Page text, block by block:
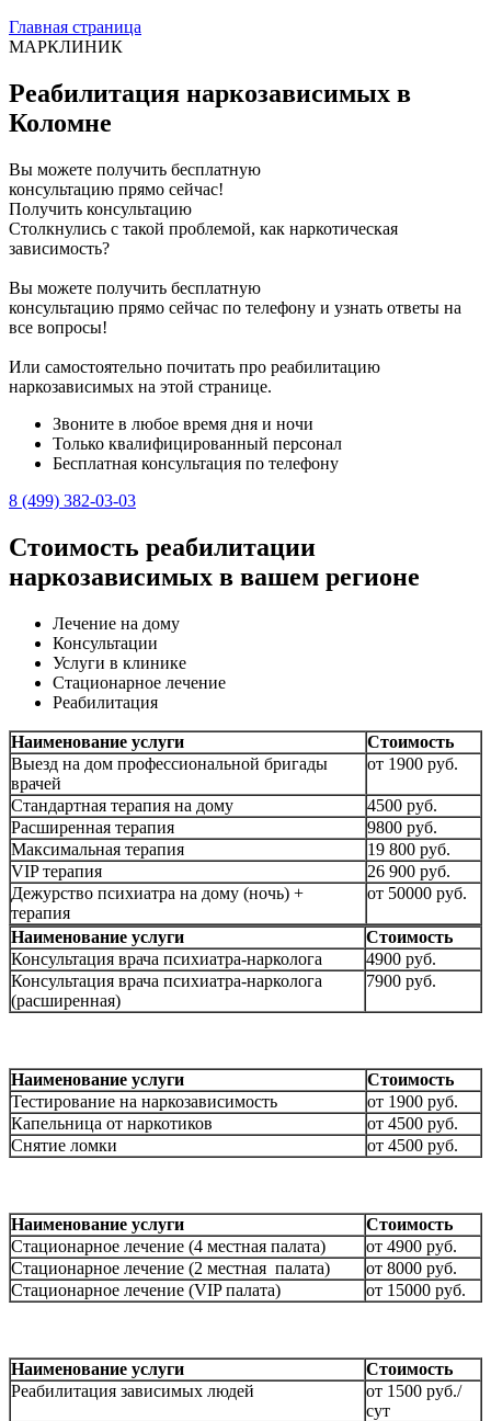
Главная страница
МАРКЛИНИК
Реабилитация наркозависимых в
Коломне
Вы можете получить бесплатную
консультацию прямо сейчас!
Получить консультацию
Столкнулись с такой проблемой, как наркотическая
зависимость?
Вы можете получить бесплатную
консультацию прямо сейчас по телефону и узнать ответы на
все вопросы!
Или самостоятельно почитать про реабилитацию
наркозависимых на этой странице.
Звоните в любое время дня и ночи
Только квалифицированный персонал
Бесплатная консультация по телефону
8 (499) 382-03-03
Стоимость реабилитации
наркозависимых в вашем регионе
Лечение на дому
Консультации
Услуги в клинике
Стационарное лечение
Реабилитация
Наименование услуги
Стоимость
Выезд на дом профессиональной бригады
врачей
от 1900 руб.
Стандартная терапия на дому
4500 руб.
Расширенная терапия
9800 руб.
Максимальная терапия
19 800 руб.
VIP терапия
26 900 руб.
Дежурство психиатра на дому (ночь) +
терапия
от 50000 руб.
Наименование услуги
Стоимость
Консультация врача психиатра-нарколога
4900 руб.
Консультация врача психиатра-нарколога
(расширенная)
7900 руб.
Наименование услуги
Стоимость
Тестирование на наркозависимость
от 1900 руб.
Капельница от наркотиков
от 4500 руб.
Снятие ломки
от 4500 руб.
Наименование услуги
Стоимость
Стационарное лечение (4 местная палата)
от 4900 руб.
Стационарное лечение (2 местная палата)
от 8000 руб.
Стационарное лечение (VIP палата)
от 15000 руб.
Наименование услуги
Стоимость
Реабилитация зависимых людей
от 1500 руб./
сут